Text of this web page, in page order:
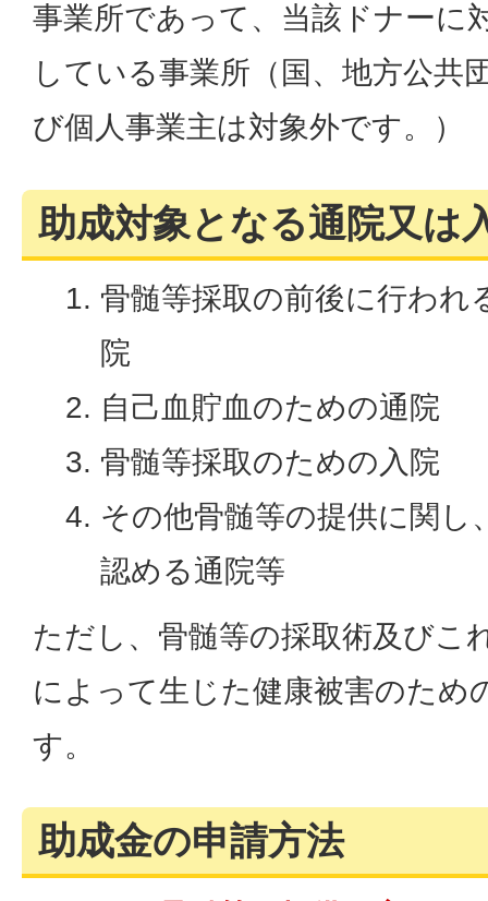
事業所であって、当該ドナーに
している事業所（国、地方公共
び個人事業主は対象外です。）
助成対象となる通院又は
骨髄等採取の前後に行われ
院
自己血貯血のための通院
骨髄等採取のための入院
その他骨髄等の提供に関し
認める通院等
ただし、骨髄等の採取術及びこ
によって生じた健康被害のため
す。
助成金の申請方法